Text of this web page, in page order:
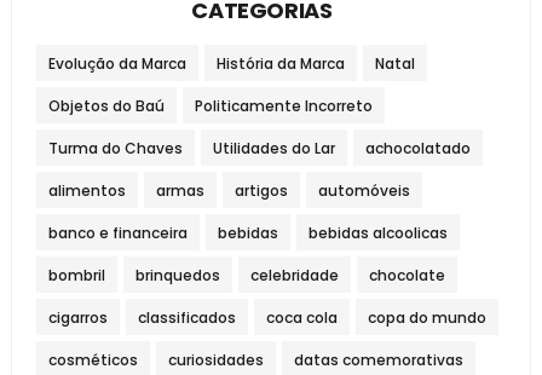
CATEGORIAS
Evolução da Marca História da Marca Natal
Objetos do Baú Politicamente Incorreto
Turma do Chaves Utilidades do Lar achocolatado
alimentos armas artigos automóveis
banco e financeira bebidas bebidas alcoolicas
bombril brinquedos celebridade chocolate
cigarros classificados coca cola copa do mundo
cosméticos curiosidades datas comemorativas